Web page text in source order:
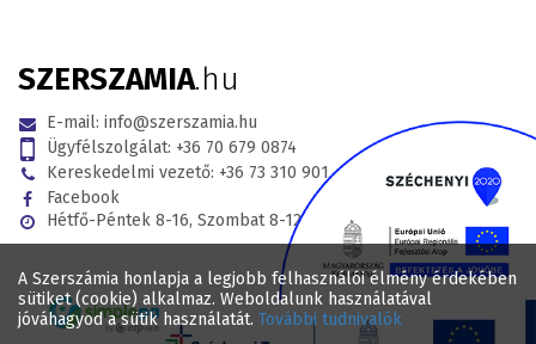
A Szerszámia honlapja a legjobb felhasználói élmény érdekében
sütiket (cookie) alkalmaz. Weboldalunk használatával
jóváhagyod a sütik használatát. További tudnivalók
SZERSZAMIA.hu
E-mail: info@szerszamia.hu
Ügyfélszolgálat: +36 70 679 0874
Kereskedelmi vezető: +36 73 310 901
Facebook
Hétfő-Péntek 8-16, Szombat 8-12